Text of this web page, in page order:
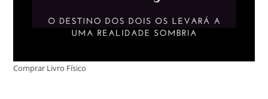
Comprar Livro Físico